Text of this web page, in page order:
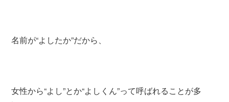
名前が“よしたか”だから、
女性から“よし”とか“よしくん”って呼ばれることが多